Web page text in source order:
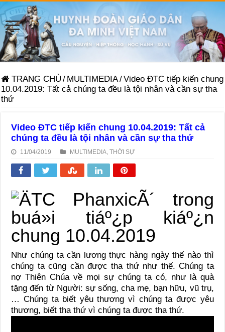
TRANG CHỦ / MULTIMEDIA/Video ĐTC tiếp kiến chung
10.04.2019: Tất cả chúng ta đều là tội nhân và cần sự tha
thứ
Video ĐTC tiếp kiến chung 10.04.2019: Tất cả
chúng ta đều là tội nhân và cần sự tha thứ
11/04/2019 MULTIMEDIA ,THỜI SỰ
Như chúng ta cần lương thực hàng ngày thế nào thì
chúng ta cũng cần được tha thứ như thế. Chúng ta
nợ Thiên Chúa về mọi sự chúng ta có, như là quà
tặng đến từ Người: sự sống, cha mẹ, bạn hữu, vũ trụ,
… Chúng ta biết yêu thương vì chúng ta được yêu
thương, biết tha thứ vì chúng ta được tha thứ.